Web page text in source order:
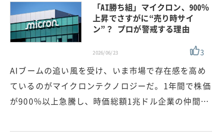
「AI勝ち組」マイクロン、900％
上昇でさすがに“売り時サイ
ン”？ プロが警戒する理由
2026/06/23 3
AIブームの追い風を受け、いま市場で存在感を高め
ているのがマイクロンテクノロジーだ。1年間で株価
が900％以上急騰し、時価総額1兆ドル企業の仲間…